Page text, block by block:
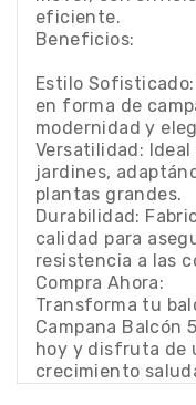
eficiente.
Beneficios:
Estilo
en forma de
modernidad y
Versatilidad:
jardines,
plantas grandes.
Durabilidad:
calidad para
resistencia a las
Compra Ahora:
Transforma tu
Campana Balcón
hoy y disfruta de
crecimiento